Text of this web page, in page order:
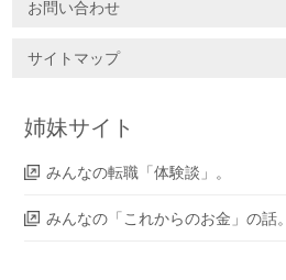
お問い合わせ
サイトマップ
姉妹サイト
みんなの転職「体験談」。
みんなの「これからのお金」の話。